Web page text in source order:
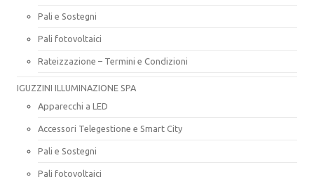
Pali e Sostegni
Pali fotovoltaici
Rateizzazione – Termini e Condizioni
IGUZZINI ILLUMINAZIONE SPA
Apparecchi a LED
Accessori Telegestione e Smart City
Pali e Sostegni
Pali fotovoltaici